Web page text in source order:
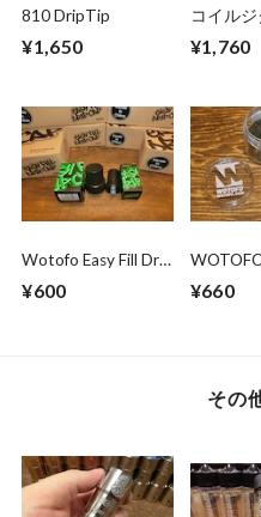
810 DripTip
¥1,650
コイル
エジェク
4.5 5.0
堂
¥1,760
Wotofo Easy Fill Drip
Cap 100mlボトル
用 茨城県水戸市の
¥600
Coil
¥660
その